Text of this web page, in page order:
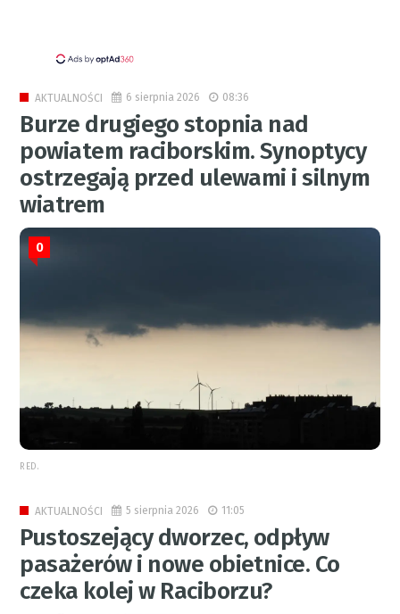
AKTUALNOŚCI 6 sierpnia 2026 08:36
Burze drugiego stopnia nad
powiatem raciborskim. Synoptycy
ostrzegają przed ulewami i silnym
wiatrem
0
RED.
AKTUALNOŚCI 5 sierpnia 2026 11:05
Pustoszejący dworzec, odpływ
pasażerów i nowe obietnice. Co
czeka kolej w Raciborzu?